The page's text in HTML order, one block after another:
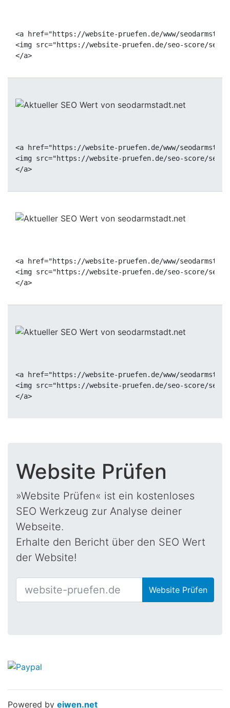
<a href="https://website-pruefen.de/www/
<img src="https://website-pruefen.de/seo-score/
<a href="https://website-pruefen.de/www/
<img src="https://website-pruefen.de/seo-score/
<a href="https://website-pruefen.de/www/
<img src="https://website-pruefen.de/seo-score/
<a href="https://website-pruefen.de/www/
<img src="https://website-pruefen.de/seo-score/
Website Prüfen
»Website Prüfen« ist ein kostenloses
SEO Werkzeug zur Analyse deiner
Webseite.
Erhalte den Bericht über den SEO Wert
der Website!
Website Prüfen
Powered by eiwen.net